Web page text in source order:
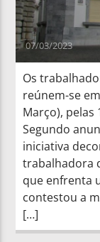
07/03/2023
Os
reúnem-se
Março), pelas
Segundo
iniciativa
trabalhadora
que enfrenta
contestou a
[…]